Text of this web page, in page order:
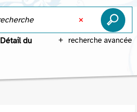
recherche avancée
Détail du